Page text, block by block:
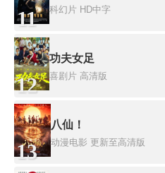
11 科幻片 HD中字
12
功夫女足
喜剧片 高清版
13
八仙！
动漫电影 更新至高清版